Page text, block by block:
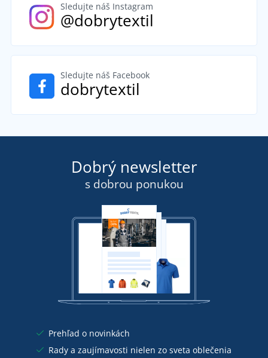
Sledujte náš Instagram
@dobrytextil
Sledujte náš Facebook
dobrytextil
Dobrý newsletter
s dobrou ponukou
Prehľad o novinkách
Rady a zaujímavosti nielen zo sveta oblečenia